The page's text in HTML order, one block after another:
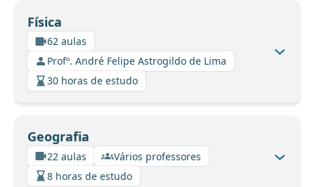
Física
62 aulas
Profº. André Felipe Astrogildo de Lima
30 horas de estudo
Geografia
22 aulas
Vários professores
8 horas de estudo